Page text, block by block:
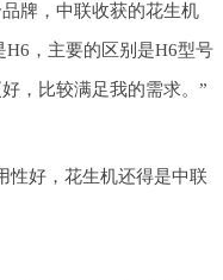
牌，中联收获的花生机
，主要的区别是H6型号
，比较满足我的需求。”